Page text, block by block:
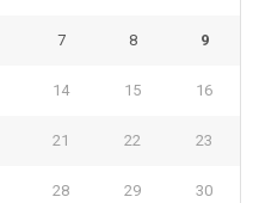
7 8 9
14 15 16
21 22 23
28 29 30